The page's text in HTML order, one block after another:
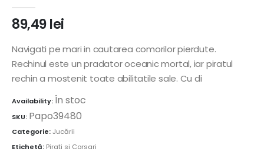
89,49lei
Navigati pe mari in cautarea comorilor pierdute.
Rechinul este un pradator oceanic mortal, iar piratul
rechin a mostenit toate abilitatile sale. Cu di
Availability:În stoc
SKU: Papo39480
Categorie:Jucării
Etichetă: Pirati si Corsari